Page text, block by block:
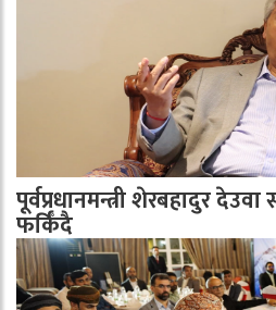
पूर्वप्रधानमन्त्री शेरबहादुर
फर्किँदै